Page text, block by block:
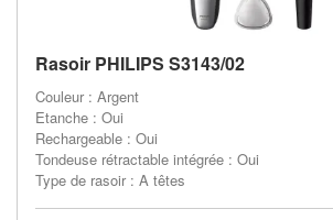
Rasoir PHILIPS S3143/02
Couleur : Argent
Etanche : Oui
Rechargeable : Oui
Tondeuse rétractable intégrée : Oui
Type de rasoir : A têtes